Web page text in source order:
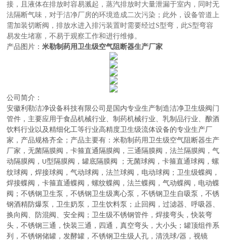
接，且液体在排放时容易溅起，蒸汽排放时大量泄漏于室内，同时无
法隔断气味，对于洁净厂房的环境造成二次污染；此外，设备管道上
需加装切断阀，排放水进入排污装置时需要经过S型弯，此S型弯容
易发生堵塞，不易于观察工作和进行维修 。
产品图片：米勒制药用卫生级空气阻断器生产厂家
公司简介：
安徽利勒洁净设备科技有限公司是 国内专业生产制造洁净卫生级阀门
管件，主要应用于食品机械行业、制药机械行业、乳制品行业、酿酒
饮料行业以及精细化工等行业高精度卫生级流体设备的专业生产厂
家， 产品规格齐全；产品主要有：米勒制药用卫生级空气阻断器生产
厂家，无菌隔膜阀 ，卡箍直通隔膜阀，三通隔膜阀，法兰隔膜阀，气
动隔膜阀， U型隔膜阀，罐底隔膜阀 ；无菌球阀 ，卡箍直通球阀，螺
纹球阀，焊接球阀，气动球阀，法兰球阀，电动球阀 ；卫生级蝶阀 ，
焊接蝶阀，卡箍直通蝶阀，螺纹蝶阀，法兰蝶阀，气动蝶阀，电动蝶
阀 ；不锈钢卫生泵 ，不锈钢卫生级离心泵，不锈钢卫生自吸泵，不锈
钢酒精防爆泵，卫生奶泵，卫生饮料泵 ； 止回阀，过滤器、呼吸器、
换向阀、防混阀、安全阀 ；卫生级不锈钢管件 ，焊接弯头，快装弯
头，不锈钢三通，快装三通，四通，真空弯头，大小头 ；罐顶组件系
列 ，不锈钢储罐，发酵罐，不锈钢卫生级人孔，清洗球/器，视镜